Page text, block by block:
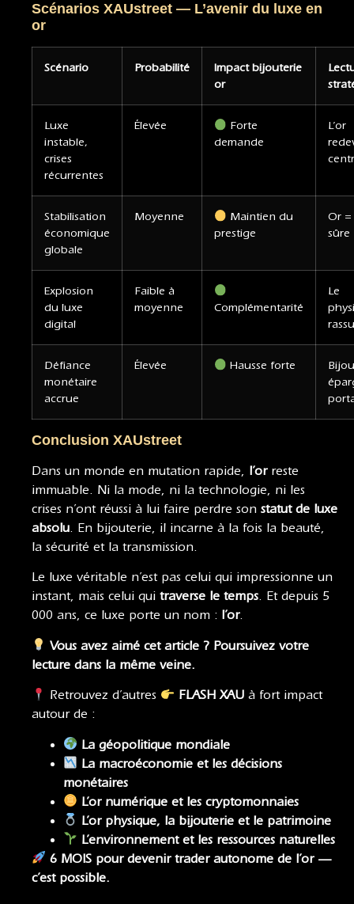
Scénarios XAUstreet — L’avenir du luxe en
or
Scénario Probabilité
Impact bijouterie
or
Luxe
instable,
crises
récurrentes
Élevée
Forte
demande
L’or
Stabilisation
économique
globale
Moyenne
Maintien du
prestige
Or =
sûre
Explosion
du luxe
digital
Faible à
moyenne
Complémentarité
Le
Défiance
monétaire
accrue
Élevée Hausse forte
Conclusion XAUstreet
Dans un monde en mutation rapide, l’orreste
immuable. Ni la mode, ni la technologie, ni les
crises n’ont réussi à lui faire perdre son statut de luxe
absolu. En bijouterie, il incarne à la fois la beauté,
la sécurité et la transmission.
Le luxe véritable n’est pas celui qui impressionne un
instant, mais celui qui traverse le temps. Et depuis 5
000 ans, ce luxe porte un nom : l’or.
Vous avez aimé cet article ? Poursuivez votre
lecture dans la même veine.
Retrouvez d’autres FLASH XAU à fort impact
autour de :
La géopolitique mondiale
La macroéconomie et les décisions
monétaires
L’or numérique et les cryptomonnaies
L’or physique, la bijouterie et le patrimoine
L’environnement et les ressources naturelles
6 MOIS pour devenir trader autonome de l’or —
c’est possible.